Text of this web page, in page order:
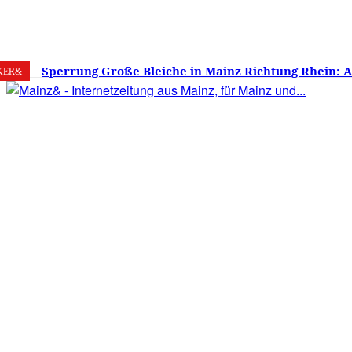
7. August 2026 22.6 Mainz
Sperrung Große Bleiche in Mainz Richtung Rhein:
verwirrt, Mainzer stinksauer – Haben die Mainzer